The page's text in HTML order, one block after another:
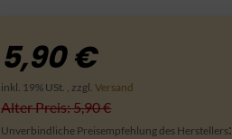
5,90 €
inkl. 19% USt. , zzgl.Versand
Alter Preis: 5,90 €
Unverbindliche Preisempfehlung des Herstellers: